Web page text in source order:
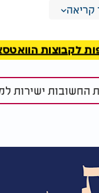
הוואטסאפ של
החשובות ישירות